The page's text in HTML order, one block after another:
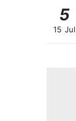
5
15 Jul